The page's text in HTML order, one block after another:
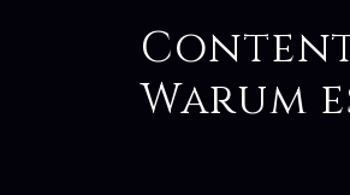
Warum